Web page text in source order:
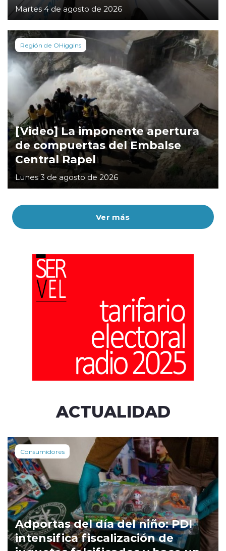
Ver más
Martes 4 de agosto de 2026
Región de OHiggins
[Video] La imponente apertura
de compuertas del Embalse
Central Rapel
Lunes 3 de agosto de 2026
ACTUALIDAD
Consumidores
Adportas del día del niño: PDI
intensifica fiscalización de